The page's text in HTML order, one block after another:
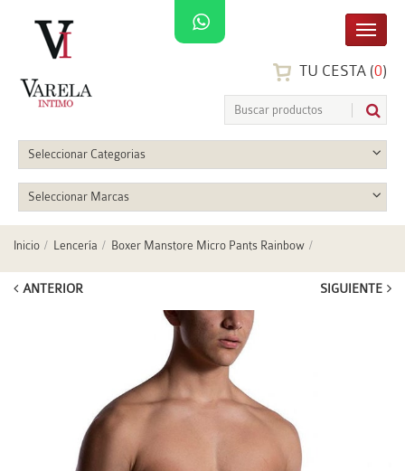
TU CESTA (0)
Seleccionar Categorias
Seleccionar Marcas
Inicio Lencería Boxer Manstore Micro Pants Rainbow
ANTERIOR SIGUIENTE